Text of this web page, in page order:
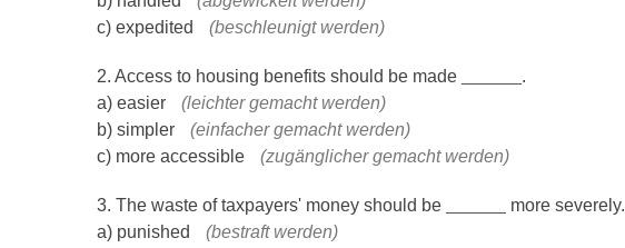
c) expedited
(beschleunigt werden)
2. Access to housing benefits should be made
.
a) easier
(leichter gemacht werden)
b) simpler
(einfacher gemacht werden)
c) more accessible
(zugänglicher gemacht werden)
3. The waste of taxpayers' money should be
more severely.
a) punished
(bestraft werden)